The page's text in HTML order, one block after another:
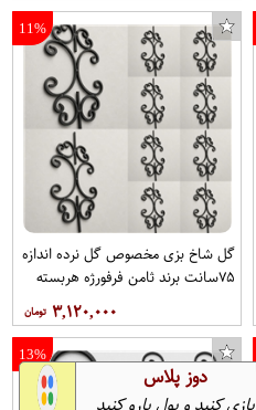
11%
گل شاخ بزی مخصوص گل نرده اندازه
۷۵سانت برند ثامن فرفورژه هربسته
۳,۱۲۰,۰۰۰
13%
دوز پلاس
بازی کنید و پول پارو کنید